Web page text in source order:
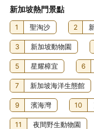
住宿可能尚有其他額
金額亦可能會有所變動
食物及飲品
此酒店設有 5 間餐廳
菜。想留在房中的話
內的咖啡店/咖啡室亦
到店內的酒吧/酒廊或
日 07:00 至 10:30 供
新加坡熱門景點
1 聖淘沙 2
3 新加坡動物園
5 星耀樟宜 6
7 新加坡海洋生態館
9 濱海灣 10
11 夜間野生動物園